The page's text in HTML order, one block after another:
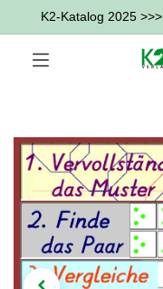
K2-Katalog 2025 >>>